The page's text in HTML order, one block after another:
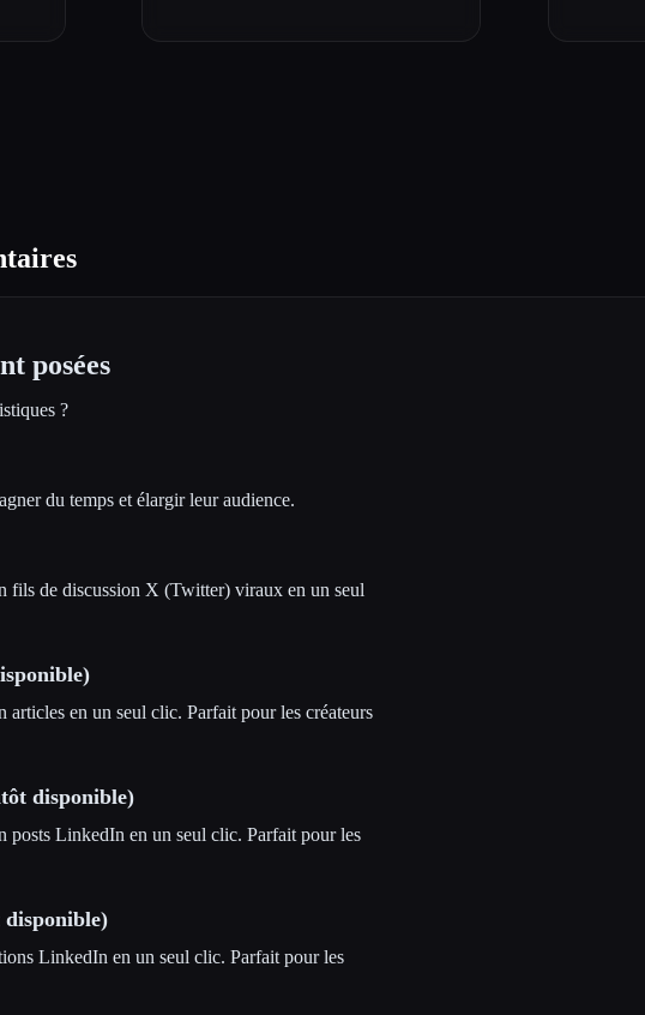
posées
?
du temps et élargir leur audience.
fils de discussion X (Twitter) viraux en un seul
articles en un seul clic. Parfait pour les créateurs
disponible)
posts LinkedIn en un seul clic. Parfait pour les
LinkedIn en un seul clic. Parfait pour les